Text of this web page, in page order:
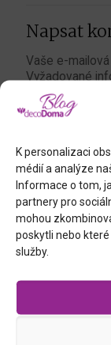
K personalizaci
médií a analýze
Informace o tom,
partnery pro
mohou
poskytli nebo
služby.
Napsat
Vaše e-
Vyžadované
Komentář
Jméno*